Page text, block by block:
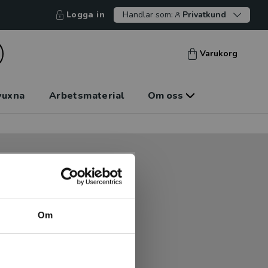
Om
Logga in Handlar som: Privatkund
Varukorg
Arbetsmaterial Om oss
betala mot faktura
hos oss.